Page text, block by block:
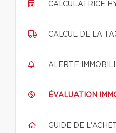
CALCULATRICE
CALCUL DE LA
ALERTE
ÉVALUATION
GUIDE DE